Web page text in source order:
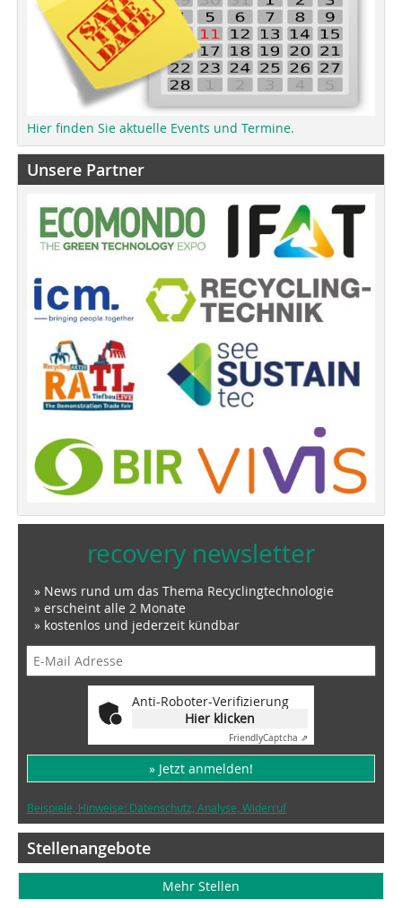
Hier finden Sie aktuelle Events und Termine.
Unsere Partner
recovery newsletter
» News rund um das Thema Recyclingtechnologie
» erscheint alle 2 Monate
» kostenlos und jederzeit kündbar
Anti-Roboter-Verifizierung
Hier klicken
FriendlyCaptcha ⇗
» Jetzt anmelden!
Beispiele, Hinweise: Datenschutz, Analyse, Widerruf
Stellenangebote
Mehr Stellen